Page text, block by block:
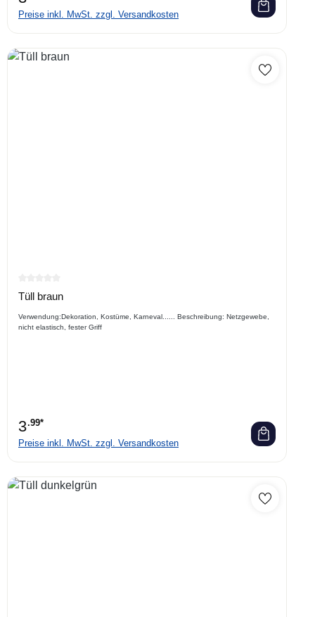
Preise inkl. MwSt. zzgl. Versandkosten
Durchschnittliche Bewertung von 0 von 5 Sternen
Tüll braun
Verwendung:Dekoration, Kostüme, Karneval...... Beschreibung: Netzgewebe,
nicht elastisch, fester Griff
3.99*
Preise inkl. MwSt. zzgl. Versandkosten